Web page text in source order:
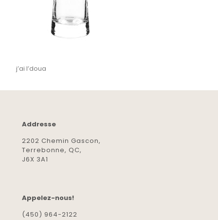
j’ai l’doua
Addresse
2202 Chemin Gascon,
Terrebonne, QC,
J6X 3A1
Appelez-nous!
(450) 964-2122